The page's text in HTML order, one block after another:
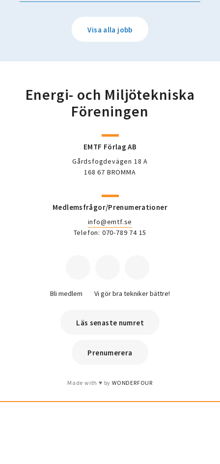
Visa alla jobb
Energi- och Miljötekniska
Föreningen
EMTF Förlag AB
Gårdsfogdevägen 18 A
168 67 BROMMA
Medlemsfrågor/Prenumerationer
info@emtf.se
Telefon: 070-789 74 15
Bli medlem Vi gör bra tekniker bättre!
Läs senaste numret
Prenumerera
Made with by WONDERFOUR